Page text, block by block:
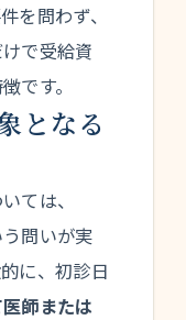
を問わず、
で受給資
です。
となる
ては、
問いが実
に、初診日
師または